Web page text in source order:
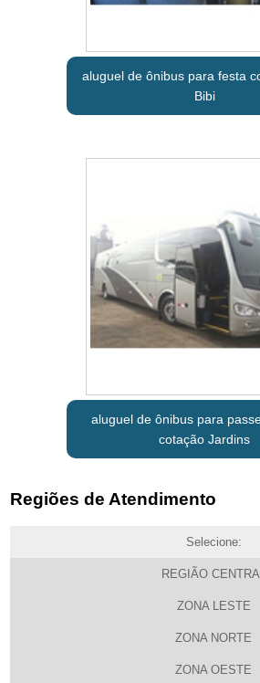
aluguel de ônibus para festa
Bibi
aluguel de ônibus para
cotação Jardins
Regiões de Atendimento
Selecione:
REGIÃO
ZONA LESTE
ZONA NORTE
ZONA OESTE